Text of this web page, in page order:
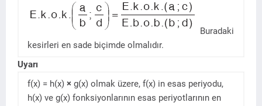
Buradaki
kesirleri en sade biçimde olmalıdır.
Uyarı
f(x) = h(x) × g(x) olmak üzere, f(x) in esas periyodu,
h(x) ve g(x) fonksiyonlarının esas periyotlarının en